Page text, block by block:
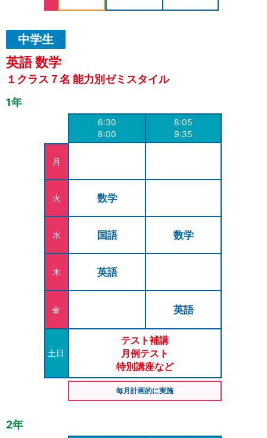
中学生
英語 数学
１クラス７名 能力別ゼミスタイル
1年
月
火
水
木
金
6:30
8:00
数学
国語
英語
8:05
9:35
数学
英語
土日
テスト補講
月例テスト
特別講座など
毎月計画的に実施
2年